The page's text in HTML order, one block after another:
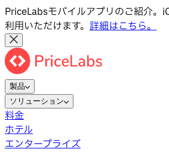
PriceLabsモバイルアプリのご紹介。
利用いただけます。 詳細はこちら。
製品
ソリューション
料金
ホテル
エンタープライズ